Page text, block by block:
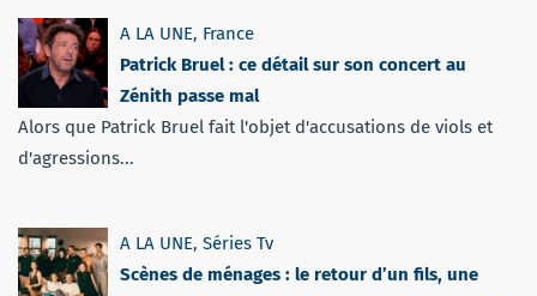
A LA UNE, France
Patrick Bruel : ce détail sur son concert au
Zénith passe mal
Alors que Patrick Bruel fait l'objet d'accusations de viols et
d'agressions...
A LA UNE, Séries Tv
Scènes de ménages : le retour d’un fils, une